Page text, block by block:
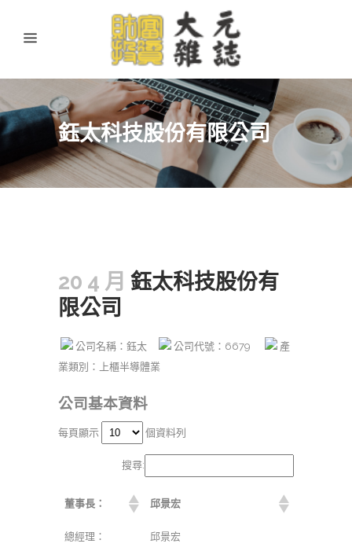
鈺太科技股份有限公司
20 4 月 鈺太科技股份有
限公司
公司名稱：鈺太 公司代號：6679
產
業類別：上櫃半導體業
公司基本資料
每頁顯示 個資料列
搜尋:
董事長： 邱景宏
總經理： 邱景宏